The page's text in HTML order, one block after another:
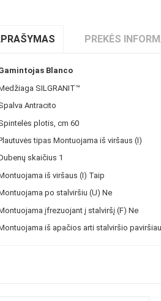
PREKĖS
Blanco
SILGRANIT™
Antracito
plotis, cm 60
tipas Montuojama iš viršaus (I)
skaičius 1
iš viršaus (I) Taip
po stalviršiu (U) Ne
įfrezuojant į stalviršį (F) Ne
iš apačios arti stalviršio